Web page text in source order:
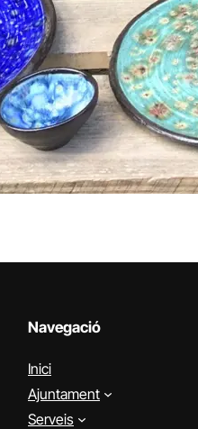
Navegació
Inici
Ajuntament
Serveis